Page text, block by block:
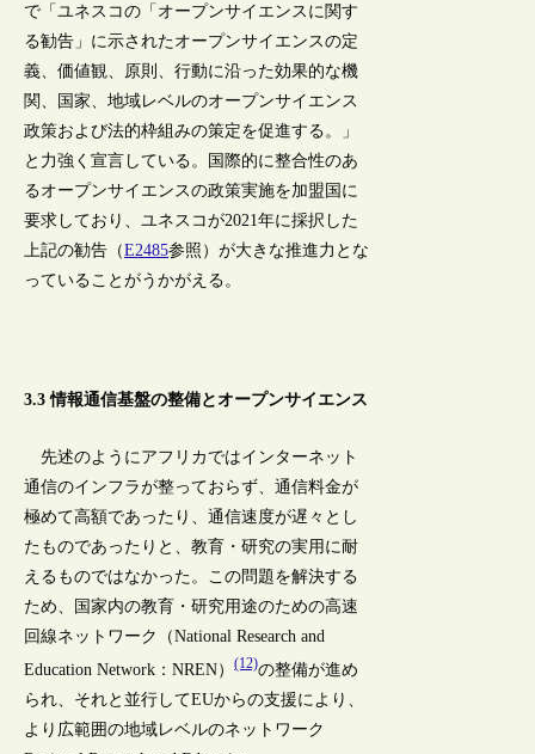
で「ユネスコの「オープンサイエンスに関す
る勧告」に示されたオープンサイエンスの定
義、価値観、原則、行動に沿った効果的な機
関、国家、地域レベルのオープンサイエンス
政策および法的枠組みの策定を促進する。」
と力強く宣言している。国際的に整合性のあ
るオープンサイエンスの政策実施を加盟国に
要求しており、ユネスコが2021年に採択した
上記の勧告（E2485参照）が大きな推進力とな
っていることがうかがえる。
3.3 情報通信基盤の整備とオープンサイエンス
先述のようにアフリカではインターネット
通信のインフラが整っておらず、通信料金が
極めて高額であったり、通信速度が遅々とし
たものであったりと、教育・研究の実用に耐
えるものではなかった。この問題を解決する
ため、国家内の教育・研究用途のための高速
回線ネットワーク（National Research and
Education Network：NREN）(12)の整備が進め
られ、それと並行してEUからの支援により、
より広範囲の地域レベルのネットワーク